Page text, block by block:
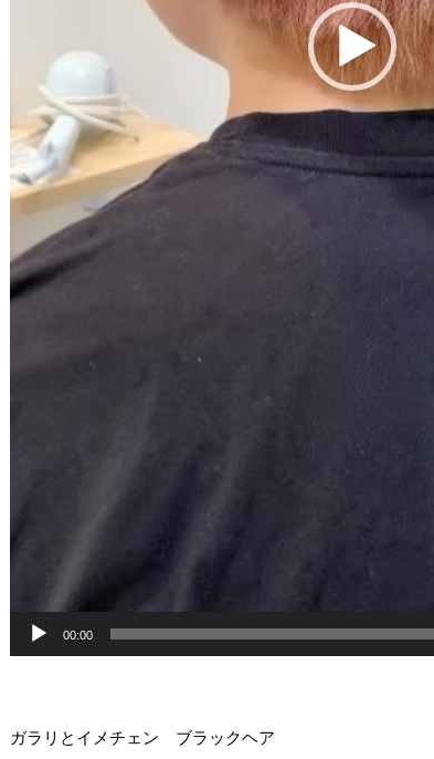
00:00
ガラリとイメチェン ブラックヘア